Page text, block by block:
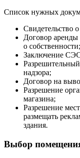
Список нужных
Свидетельство
Договор аренды
о собственности;
Заключение
надзора;
Договор на
Разрешение
магазина;
Разрешение
размещать
здания.
Выбор